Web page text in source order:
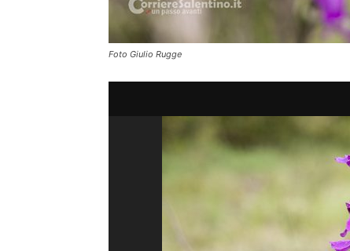
Foto Giulio Rugge